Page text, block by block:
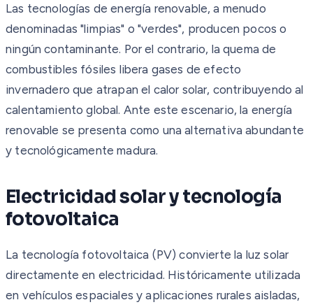
Las tecnologías de energía renovable, a menudo
denominadas "limpias" o "verdes", producen pocos o
ningún contaminante. Por el contrario, la quema de
combustibles fósiles libera gases de efecto
invernadero que atrapan el calor solar, contribuyendo al
calentamiento global. Ante este escenario, la energía
renovable se presenta como una alternativa abundante
y tecnológicamente madura.
Electricidad solar y tecnología
fotovoltaica
La tecnología fotovoltaica (PV) convierte la luz solar
directamente en electricidad. Históricamente utilizada
en vehículos espaciales y aplicaciones rurales aisladas,